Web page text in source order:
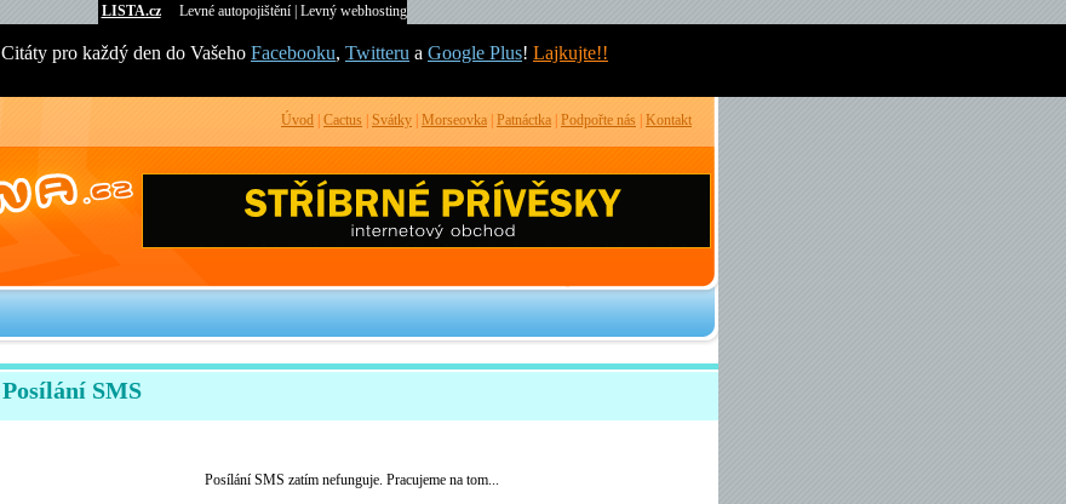
LISTA.cz Levné autopojištění| Levný webhosting
Citáty pro každý den do Vašeho Facebooku, Twitteru a Google Plus! Lajkujte!!
Úvod Cactus Svátky Morseovka Patnáctka Podpořte nás Kontakt
Posílání SMS
Posílání SMS zatím nefunguje. Pracujeme na tom...